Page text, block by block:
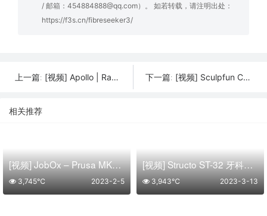
/ 邮箱：454884888@qq.com）。 如若转载，请注明出处：
https://f3s.cn/fibreseeker3/
上一篇: [视频] Apollo | Rapid Fusion 大幅面颗粒3D打印系统 下一篇: [视频] Sculpfun C1：最小巧的迷你激光雕刻机 150x130mm 精准雕刻
相关推荐
[视频] JobOx – Prusa MK3s+ 自动化升级套件
2023-2-5
3,745℃
[视频] Structo ST-32 牙科专用矫正器模型制造的半自动 MSLA 3D打印机
2023-3-13
3,943℃